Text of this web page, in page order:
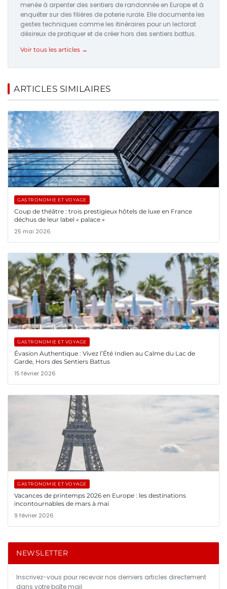
menée à arpenter des sentiers de randonnée en Europe et à
enquêter sur des filières de poterie rurale. Elle documente les
gestes techniques comme les itinéraires pour un lectorat
désireux de pratiquer et de créer hors des sentiers battus.
Voir tous les articles →
ARTICLES SIMILAIRES
GASTRONOMIE ET VOYAGE
Coup de théâtre : trois prestigieux hôtels de luxe en France
déchus de leur label « palace »
25 mai 2026
GASTRONOMIE ET VOYAGE
Évasion Authentique : Vivez l’Été Indien au Calme du Lac de
Garde, Hors des Sentiers Battus
15 février 2026
GASTRONOMIE ET VOYAGE
Vacances de printemps 2026 en Europe : les destinations
incontournables de mars à mai
9 février 2026
NEWSLETTER
Inscrivez-vous pour recevoir nos derniers articles directement
dans votre boîte mail.